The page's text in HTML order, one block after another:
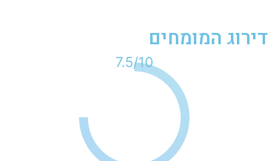
המומחים
10/
7.5